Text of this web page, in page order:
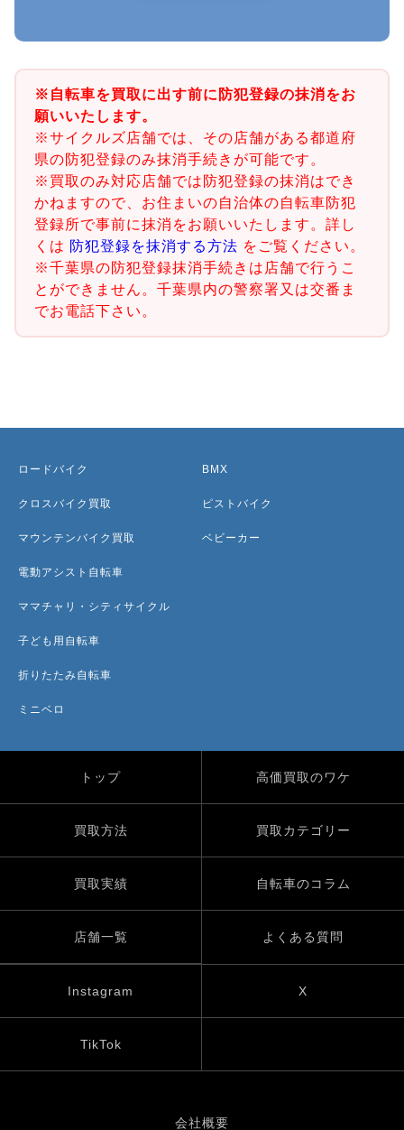
※自転車を買取に出す前に防犯登録の抹消をお
願いいたします。
※サイクルズ店舗では、その店舗がある都道府
県の防犯登録のみ抹消手続きが可能です。
※買取のみ対応店舗では防犯登録の抹消はでき
かねますので、お住まいの自治体の自転車防犯
登録所で事前に抹消をお願いいたします。詳し
くは 防犯登録を抹消する方法 をご覧ください。
※千葉県の防犯登録抹消手続きは店舗で行うこ
とができません。千葉県内の警察署又は交番ま
でお電話下さい。
ロードバイク
クロスバイク買取
マウンテンバイク買取
電動アシスト自転車
ママチャリ・シティサイクル
子ども用自転車
折りたたみ自転車
ミニベロ
BMX
ピストバイク
ベビーカー
トップ 高価買取のワケ
買取方法 買取カテゴリー
買取実績 自転車のコラム
店舗一覧 よくある質問
Instagram X
TikTok
会社概要